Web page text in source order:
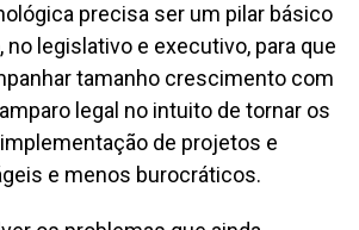
precisa ser um pilar básico
no legislativo e executivo, para que
tamanho crescimento com
legal no intuito de tornar os
de projetos e
e menos burocráticos.